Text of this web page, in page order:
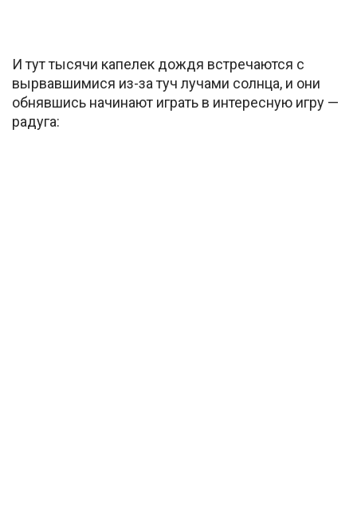
И тут тысячи капелек дождя встречаются с
вырвавшимися из-за туч лучами солнца, и они
обнявшись начинают играть в интересную игру —
радуга: